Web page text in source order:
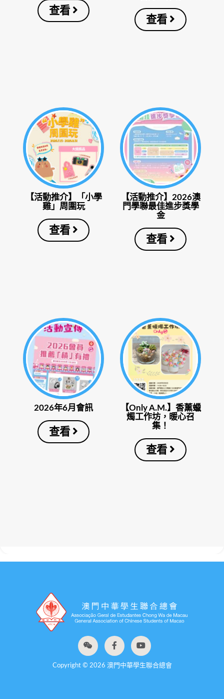
查看
查看
【活動推介】「小學
雞」周圍玩
查看
【活動推介】2026澳
門學聯最佳進步獎學
金
查看
2026年6月會訊
查看
【Only A.M.】香薰蠟
燭工作坊，暖心召
集！
查看
Copyright © 2026 澳門中華學生聯合總會